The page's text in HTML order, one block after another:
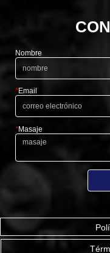
Nombre
*Email
*Masaje